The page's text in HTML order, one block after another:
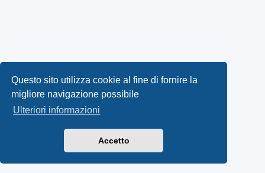
Questo sito utilizza cookie al fine di fornire la
migliore navigazione possibile
Ulteriori informazioni
Accetto